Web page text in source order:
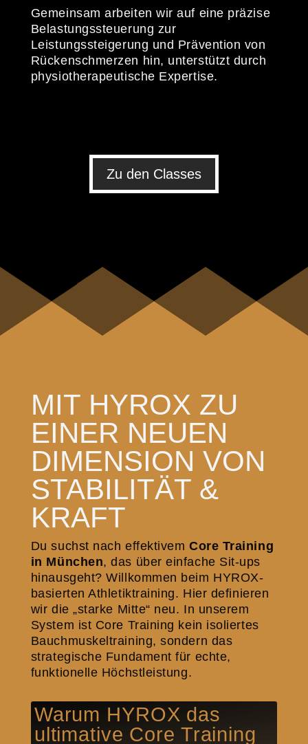
Gemeinsam arbeiten wir auf eine präzise
Belastungssteuerung zur
Leistungssteigerung und Prävention von
Rückenschmerzen hin, unterstützt durch
physiotherapeutische Expertise.
Zu den Classes
MIT HYROX ZU
EINER NEUEN
DIMENSION VON
STABILITÄT &
KRAFT
Du suchst nach effektivem Core Training
in München, das über einfache Sit-ups
hinausgeht? Willkommen beim HYROX-
basierten Athletiktraining. Hier definieren
wir die „starke Mitte“ neu. In unserem
System ist Core Training kein isoliertes
Bauchmuskeltraining, sondern das
strategische Fundament für echte,
funktionelle Höchstleistung.
Warum HYROX das
ultimative Core Training